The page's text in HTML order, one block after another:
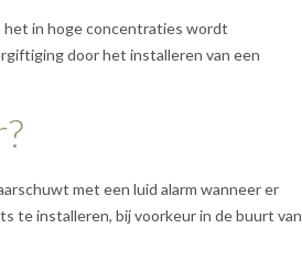
het in hoge concentraties wordt
door het installeren van een
met een luid alarm wanneer er
te installeren, bij voorkeur in de buurt van